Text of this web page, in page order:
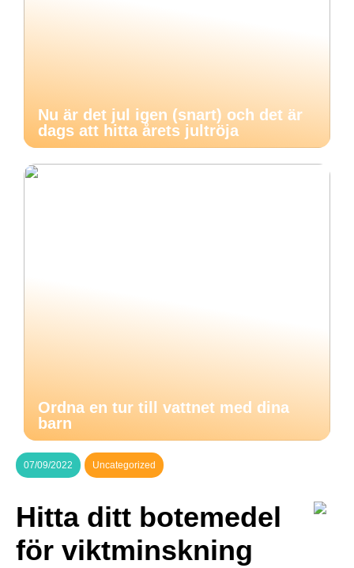
Nu är det jul igen (snart) och det är
dags att hitta årets jultröja
Ordna en tur till vattnet med dina
barn
07/09/2022 Uncategorized
Hitta ditt botemedel
för viktminskning